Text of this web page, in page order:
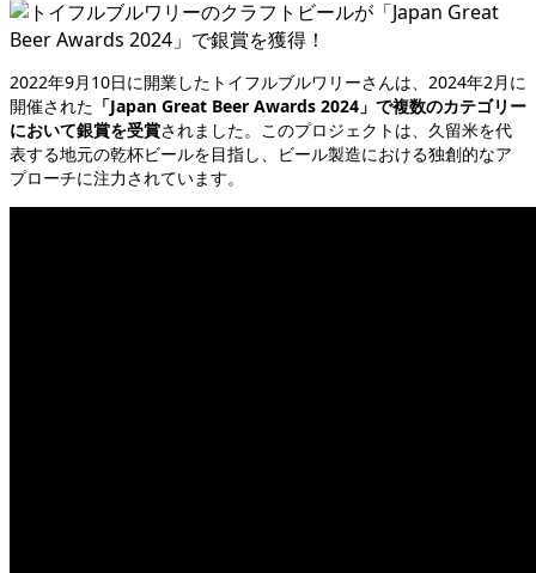
2022年9月10日に開業したトイフルブルワリーさんは、2024年2月に
開催された 「Japan Great Beer Awards 2024」で複数のカテゴリー
において銀賞を受賞されました。このプロジェクトは、久留米を代
表する地元の乾杯ビールを目指し、ビール製造における独創的なア
プローチに注力されています。